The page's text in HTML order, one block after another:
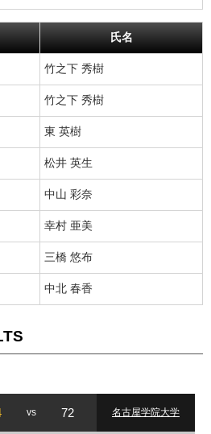
氏名
竹之下 秀樹
竹之下 秀樹
東 英樹
松井 英生
中山 彩奈
幸村 亜美
三橋 悠布
中北 春香
vs 72 名古屋学院大学